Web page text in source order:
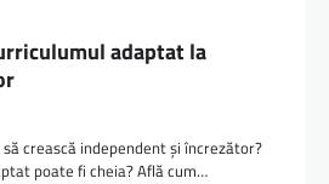
adaptat la
crească independent și încrezător?
poate fi cheia? Află cum…